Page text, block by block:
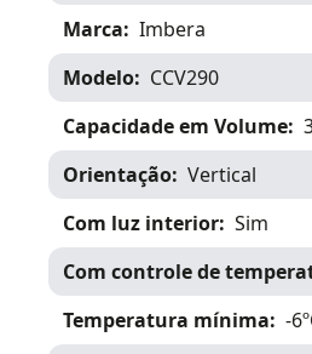
Marca
Imbera
Modelo
CCV290
Capacidade em Volume
Orientação Vertical
Com luz interior Sim
Com controle de
Temperatura mínima
-